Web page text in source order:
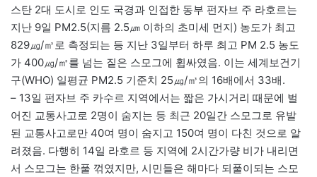
스탄 2대 도시로 인도 국경과 인접한 동부 펀자브 주 라호르는
지난 9일 PM2.5(지름 2.5㎛ 이하의 초미세 먼지) 농도가 최고
829㎍/㎥로 측정되는 등 지난 3일부터 하루 최고 PM 2.5 농도
가 400㎍/㎥를 넘는 짙은 스모그에 휩싸였음. 이는 세계보건기
구(WHO) 일평균 PM2.5 기준치 25㎍/㎥의 16배에서 33배.
– 13일 펀자브 주 카수르 지역에서는 짧은 가시거리 때문에 벌
어진 교통사고로 2명이 숨지는 등 최근 20일간 스모그로 유발
된 교통사고로만 40여 명이 숨지고 150여 명이 다친 것으로 알
려졌음. 다행히 14일 라호르 등 지역에 2시간가량 비가 내리면
서 스모그는 한풀 꺾였지만, 시민들은 해마다 되풀이되는 스모